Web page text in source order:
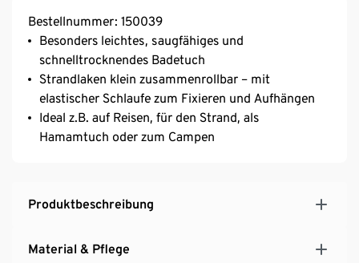
Bestellnummer: 150039
Besonders leichtes, saugfähiges und
schnelltrocknendes Badetuch
Strandlaken klein zusammenrollbar – mit
elastischer Schlaufe zum Fixieren und Aufhängen
Ideal z.B. auf Reisen, für den Strand, als
Hamamtuch oder zum Campen
Produktbeschreibung
Material & Pflege